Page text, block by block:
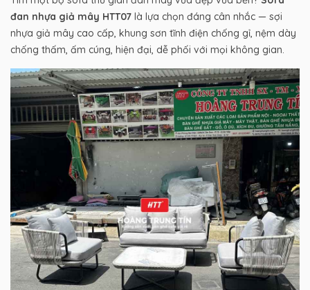
đan nhựa giả mây HTT07 là lựa chọn đáng cân nhắc — sợi
nhựa giả mây cao cấp, khung sơn tĩnh điện chống gỉ, nệm dày
chống thấm, ấm cúng, hiện đại, dễ phối với mọi không gian.